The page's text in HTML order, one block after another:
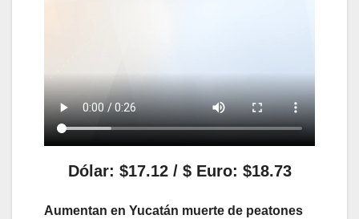
Dólar: $17.12 / $ Euro: $18.73
Aumentan en Yucatán muerte de peatones